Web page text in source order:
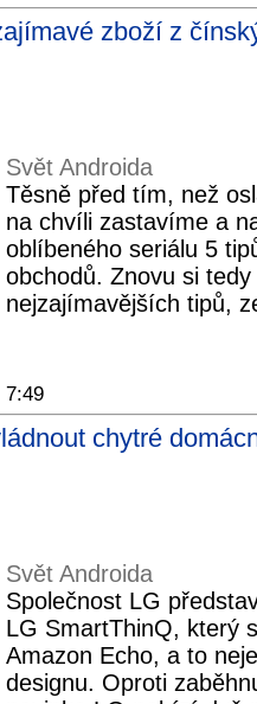
zboží z
Svět Androida
Těsně před tím, než
na chvíli zastavíme a
oblíbeného seriálu 5
obchodů. Znovu si
nejzajímavějších tipů,
7:49
chytré
Svět Androida
Společnost LG
LG SmartThinQ, který
Amazon Echo, a to
designu. Oproti